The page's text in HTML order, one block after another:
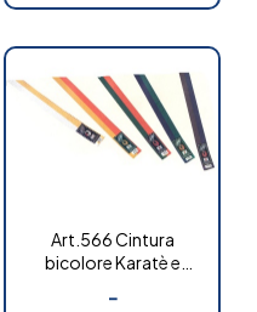
Art.566 Cintura
bicolore Karatè e
-